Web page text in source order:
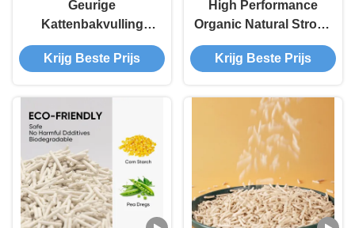
Geurige
Kattenbakvulling
Weinig Verspreiding
Premium Klontvormend
Tofu Kattenbakzand
Krijg Beste Prijs
High Performance
Organic Natural Strong
Clumping Food Grade
Materials ODM/OEM
Litter
Krijg Beste Prijs